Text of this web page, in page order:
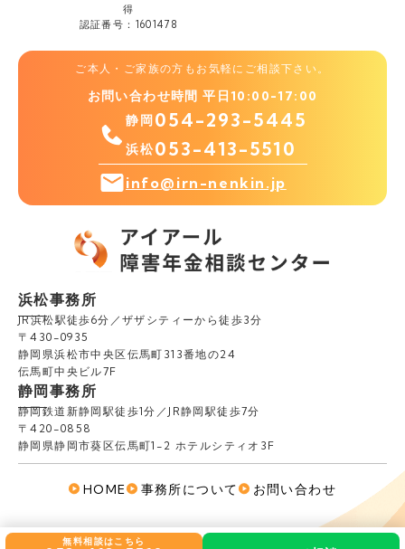
得
認証番号：1601478
ご本人・ご家族の方もお気軽にご相談下さい。
お問い合わせ時間 平日10:00-17:00
静岡054-293-5445
浜松053-413-5510
info@irn-nenkin.jp
浜松事務所
JR浜松駅徒歩6分／ザザシティーから徒歩3分
〒430-0935
静岡県浜松市中央区伝馬町313番地の24
伝馬町中央ビル7F
静岡事務所
静岡鉄道新静岡駅徒歩1分／JR静岡駅徒歩7分
〒420-0858
静岡県静岡市葵区伝馬町1-2 ホテルシティオ3F
HOME 事務所について お問い合わせ
Copyright (C) アイアール社会保険労務士法人.
無料相談はこちら